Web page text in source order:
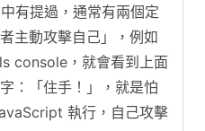
有提過，通常有兩個定
主動攻擊自己」，例如
console，就會看到上面
：「住手！」，就是怕
執行，自己攻擊